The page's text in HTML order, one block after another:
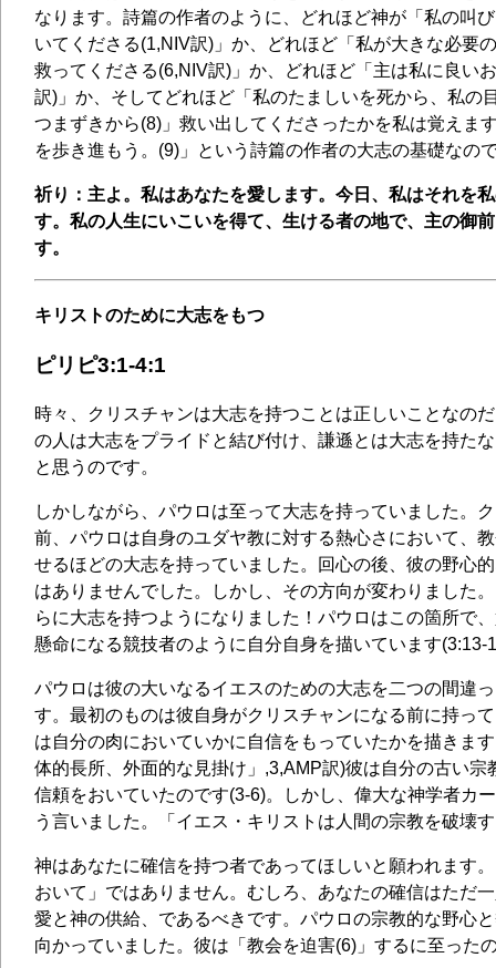
なります。詩篇の作者のように、どれほど神が「私の叫
いてくださる(1,NIV訳)」か、どれほど「私が大きな必要
救ってくださる(6,NIV訳)」か、どれほど「主は私に良い
訳)」か、そしてどれほど「私のたましいを死から、私の
つまずきから(8)」救い出してくださったかを私は覚えま
を歩き進もう。(9)」という詩篇の作者の大志の基礎なの
祈り：主よ。私はあなたを愛します。今日、私はそれを
す。私の人生にいこいを得て、生ける者の地で、主の御
す。
キリストのために大志をもつ
ピリピ3:1-4:1
時々、クリスチャンは大志を持つことは正しいことなの
の人は大志をプライドと結び付け、謙遜とは大志を持た
と思うのです。
しかしながら、パウロは至って大志を持っていました。
前、パウロは自身のユダヤ教に対する熱心さにおいて、
せるほどの大志を持っていました。回心の後、彼の野心
はありませんでした。しかし、その方向が変わりました
らに大志を持つようになりました！パウロはこの箇所で
懸命になる競技者のように自分自身を描いています(3:13-
パウロは彼の大いなるイエスのための大志を二つの間違
す。最初のものは彼自身がクリスチャンになる前に持っ
は自分の肉においていかに自信をもっていたかを描きま
体的長所、外面的な見掛け」,3,AMP訳)彼は自分の古い宗
信頼をおいていたのです(3-6)。しかし、偉大な神学者カ
う言いました。「イエス・キリストは人間の宗教を破壊
神はあなたに確信を持つ者であってほしいと願われます
おいて」ではありません。むしろ、あなたの確信はただ
愛と神の供給、であるべきです。パウロの宗教的な野心
向かっていました。彼は「教会を迫害(6)」するに至った